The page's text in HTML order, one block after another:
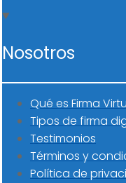
Nosotros
Qué es Firma
Tipos de firma
Testimonios
Términos y
Política de